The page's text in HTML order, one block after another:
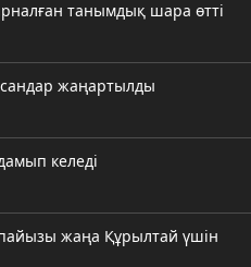
танымдық шара өтті
жаңартылды
келеді
жаңа Құрылтай үшін